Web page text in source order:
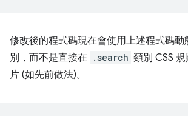
修改後的程式碼現在會使用上述程式碼動
別，而不是直接在
.search 類別 CSS
片 (如先前做法)。